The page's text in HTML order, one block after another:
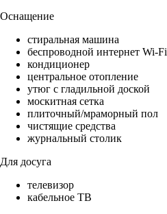
Оснащение
стиральная машина
беспроводной интернет Wi-Fi
кондиционер
центральное отопление
утюг с гладильной доской
москитная сетка
плиточный/мраморный пол
чистящие средства
журнальный столик
Для досуга
телевизор
кабельное ТВ